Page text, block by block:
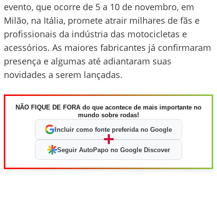
evento, que ocorre de 5 a 10 de novembro, em
Milão, na Itália, promete atrair milhares de fãs e
profissionais da indústria das motocicletas e
acessórios. As maiores fabricantes já confirmaram
presença e algumas até adiantaram suas
novidades a serem lançadas.
NÃO FIQUE DE FORA do que acontece de mais importante no
mundo sobre rodas!
Incluir como fonte preferida no Google
+
Seguir AutoPapo no Google Discover